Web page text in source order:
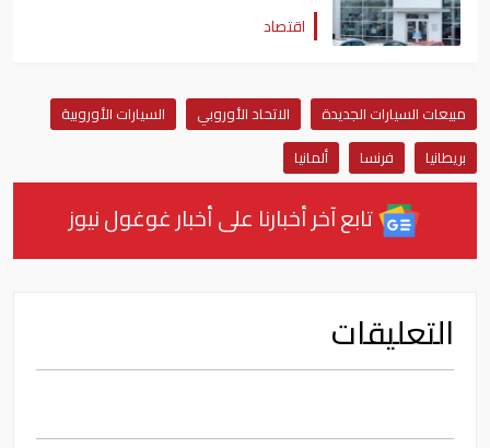
اقتصاد
مبيعات السيارات الجديدة الاتحاد الأوروبي
السيارات الأوروبية
بريطانيا
فرنسا ألمانيا
تابع آخر أخبارنا على أخبار غوغول نيوز
التعليقات